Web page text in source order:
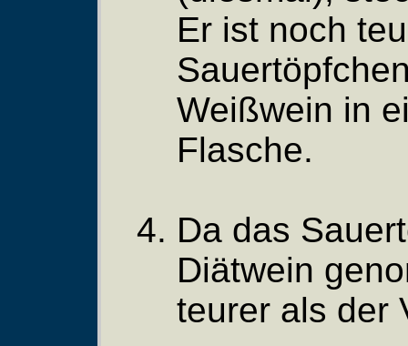
Er ist noch
Weißwein in
Flasche.
Da das
Diätwein
teurer als der